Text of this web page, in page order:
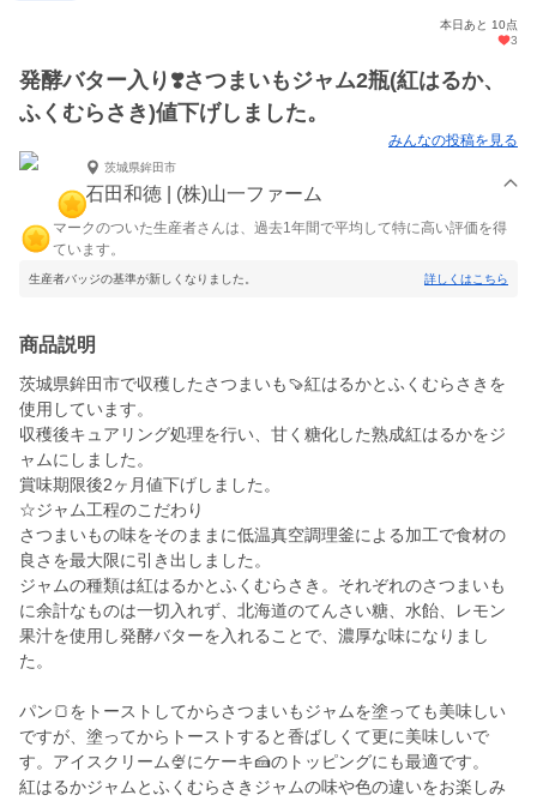
本日あと 10点
3
発酵バター入り❣️さつまいもジャム2瓶(紅はるか、
ふくむらさき)値下げしました。
みんなの投稿を見る
茨城県鉾田市
石田和徳 | (株)山一ファーム
マークのついた生産者さんは、過去1年間で平均して特に高い評価を得
ています。
生産者バッジの基準が新しくなりました。 詳しくはこちら
商品説明
茨城県鉾田市で収穫したさつまいも🍠紅はるかとふくむらさきを
使用しています。
収穫後キュアリング処理を行い、甘く糖化した熟成紅はるかをジ
ャムにしました。
賞味期限後2ヶ月値下げしました。
☆ジャム工程のこだわり
さつまいもの味をそのままに低温真空調理釜による加工で食材の
良さを最大限に引き出しました。
ジャムの種類は紅はるかとふくむらさき。それぞれのさつまいも
に余計なものは一切入れず、北海道のてんさい糖、水飴、レモン
果汁を使用し発酵バターを入れることで、濃厚な味になりまし
た。
パン🍞をトーストしてからさつまいもジャムを塗っても美味しい
ですが、塗ってからトーストすると香ばしくて更に美味しいで
す。アイスクリーム🍨にケーキ🍰のトッピングにも最適です。
紅はるかジャムとふくむらさきジャムの味や色の違いをお楽しみ